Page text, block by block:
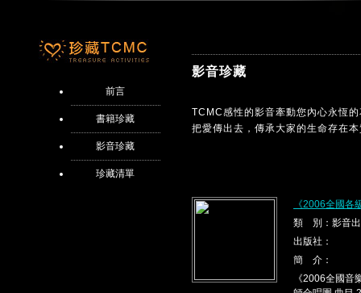
前言
書籍珍藏
影音珍藏
珍藏清單
影音珍藏
TCMC感性的影音牽動您內心永恆
把愛傳出去，傳承大家的生命存在
《2006全國各
類 別：影音
出版社：
簡 介：
《2006全國音